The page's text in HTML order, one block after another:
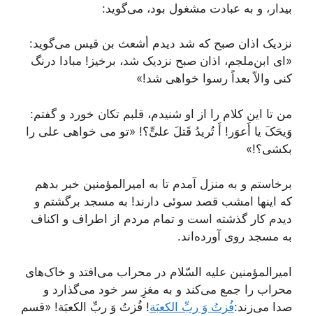
بیدار، و به عبادت مشغول بود، می‌گوید:
نزدیک اذان صبح که شد دیدم أشعث بن قیس می‌گوید:
«ای ابن‌ملجم، اذان صبح نزدیک شد، برخیز! مبادا درنگ
کنی والاّ بعداً رسوا خواهی شد!»
من تا این کلام را از او شنیدم، قلبم تکان خورد و گفتم:
وَیحَکَ یا أَعوَر! أَ تُریدُ قَتلَ علیٍّ؟! «تو می خواهی علی را
بکشی؟!»
برخاستم و به منزل آمدم تا به امیرالمؤمنین خبر بدهم
که اینها امشب قصد سوئی دارند! به مسجد برگشتم و
دیدم کار گذشته است و تمام مردم از اطراف و اکناف
به مسجد روی آورده‌اند.
امیرالمؤمنین علیه السّلام در محراب می‌افتد و خاک‌های
محراب را جمع می‌کند و به مغزِ سر خود می‌گذارد و
صدا می‌زند:فُزتُ وَ ربِّ الکعبَة! فُزتُ وَ ربِّ الکعبَة! «قسم